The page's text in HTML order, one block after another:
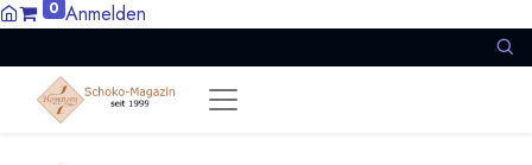
0 Anmelden